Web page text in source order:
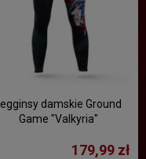
Legginsy damskie Ground
Game "Valkyria"
179,99 zł